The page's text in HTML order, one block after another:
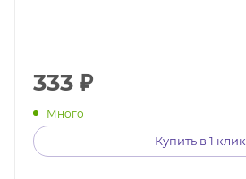
333 ₽
Много
Купить в 1 клик